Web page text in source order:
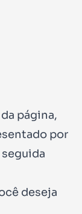
página,
por
deseja